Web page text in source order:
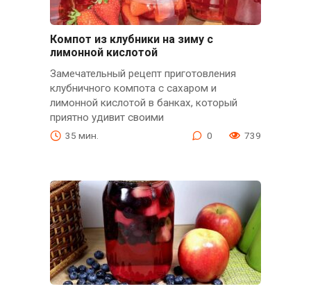
Компот из клубники на зиму с
лимонной кислотой
Замечательный рецепт приготовления
клубничного компота с сахаром и
лимонной кислотой в банках, который
приятно удивит своими
35 мин. 0 739